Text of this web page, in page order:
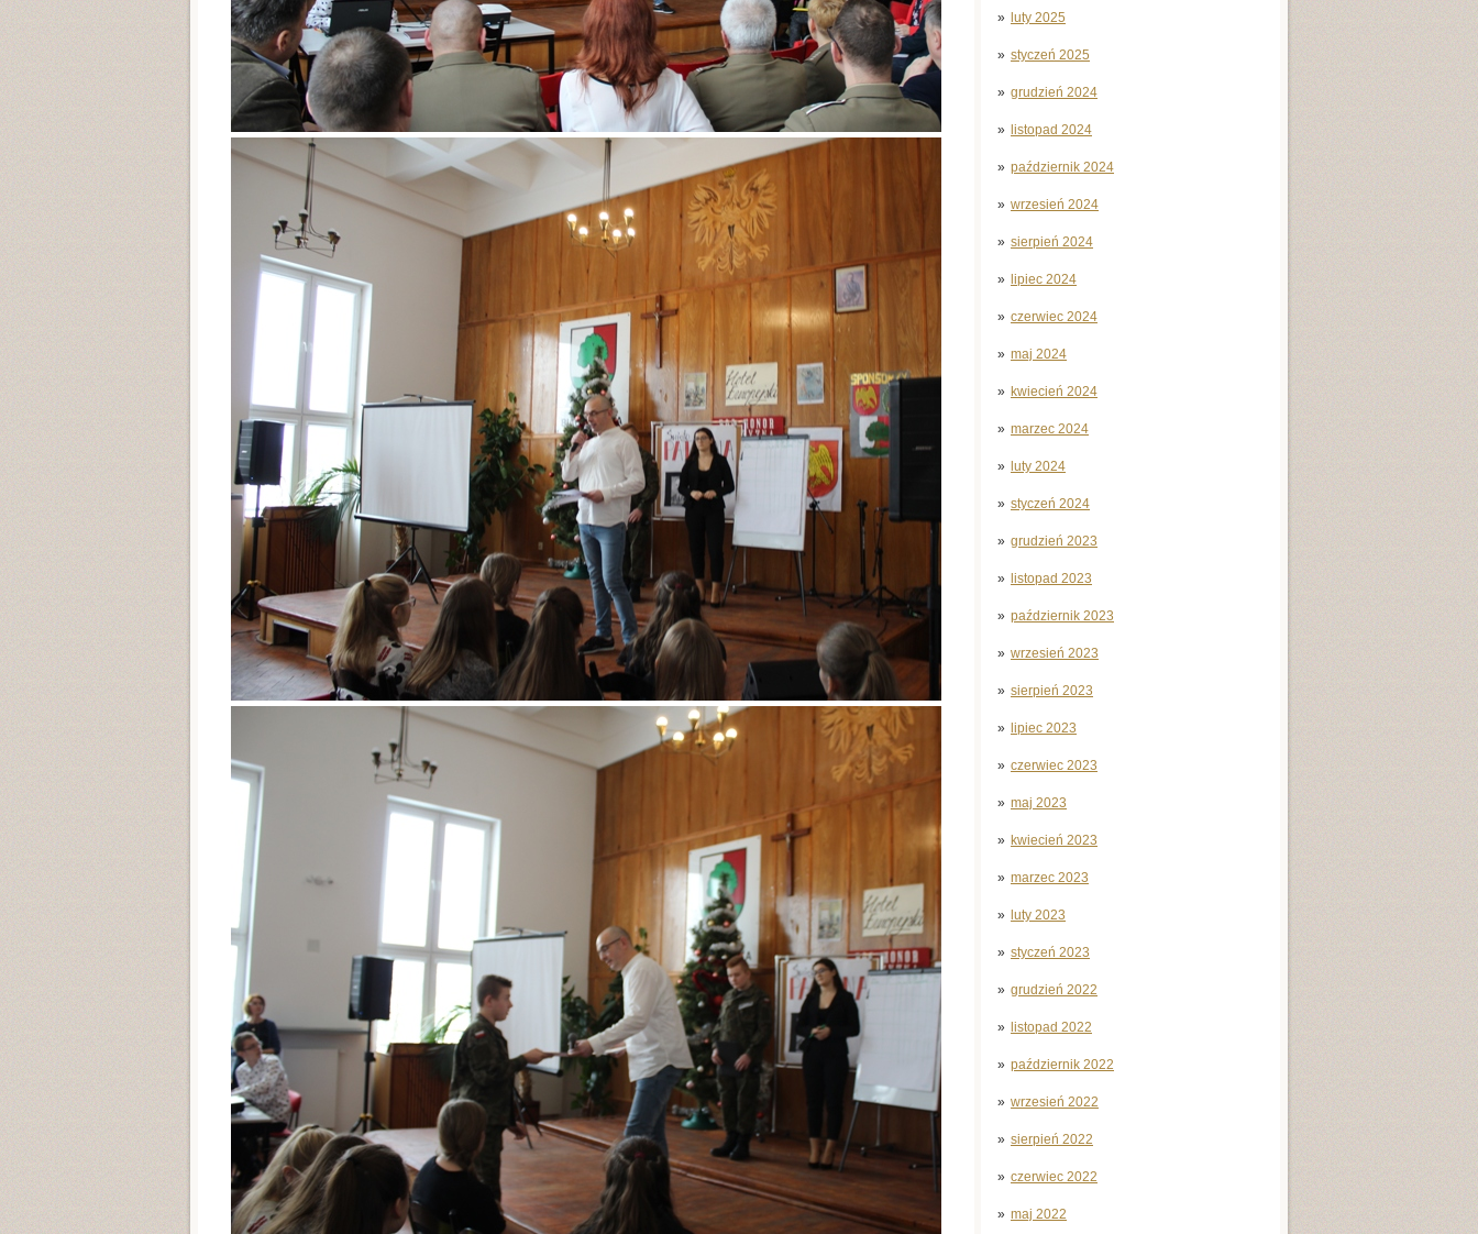
luty 2025
styczeń 2025
grudzień 2024
listopad 2024
październik 2024
wrzesień 2024
sierpień 2024
lipiec 2024
czerwiec 2024
maj 2024
kwiecień 2024
marzec 2024
luty 2024
styczeń 2024
grudzień 2023
listopad 2023
październik 2023
wrzesień 2023
sierpień 2023
lipiec 2023
czerwiec 2023
maj 2023
kwiecień 2023
marzec 2023
luty 2023
styczeń 2023
grudzień 2022
listopad 2022
październik 2022
wrzesień 2022
sierpień 2022
czerwiec 2022
maj 2022